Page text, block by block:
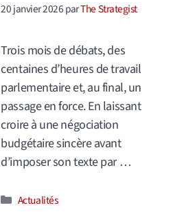
20 janvier 2026parThe Strategist
Trois mois de débats, des
centaines d’heures de travail
parlementaire et, au final, un
passage en force. En laissant
croire à une négociation
budgétaire sincère avant
d’imposer son texte par …
Catégories
Actualités